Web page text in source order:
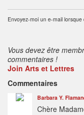
Envoyez-moi un e-mail
Vous devez être
commentaires !
Join Arts et Lettres
Commentaires
Barbara Y.
Chère